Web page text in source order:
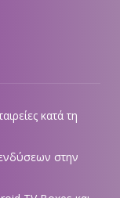
κατά τη
στην